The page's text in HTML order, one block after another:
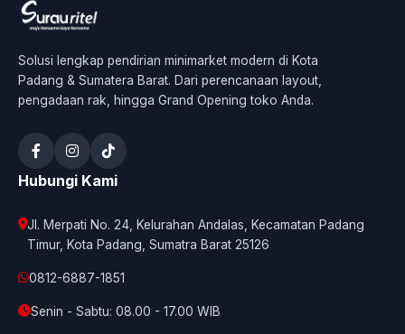
Solusi lengkap pendirian minimarket modern di Kota
Padang & Sumatera Barat. Dari perencanaan layout,
pengadaan rak, hingga Grand Opening toko Anda.
Hubungi Kami
Jl. Merpati No. 24, Kelurahan Andalas, Kecamatan Padang
Timur, Kota Padang, Sumatra Barat 25126
0812-6887-1851
Senin - Sabtu: 08.00 - 17.00 WIB